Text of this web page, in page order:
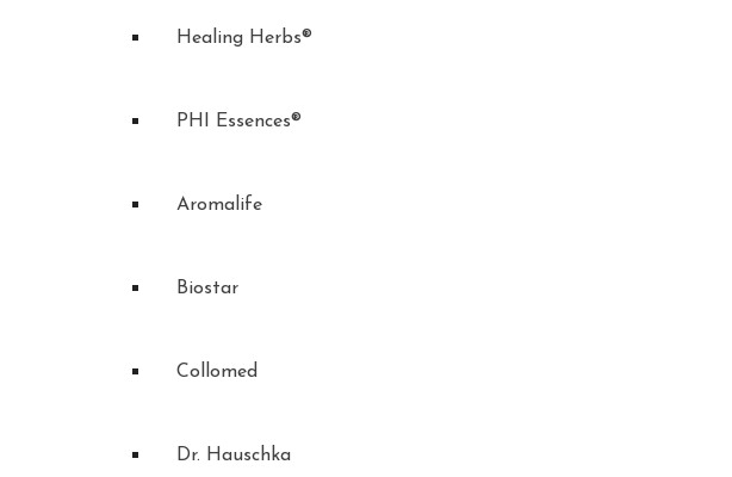
Healing Herbs®
PHI Essences®
Aromalife
Biostar
Collomed
Dr. Hauschka